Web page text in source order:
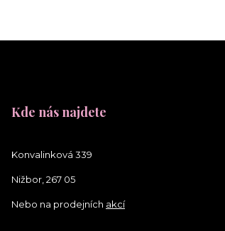
Kde nás najdete
Konvalinková 339
Nižbor, 267 05
Nebo na prodejních akcí